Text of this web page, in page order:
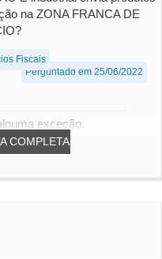
na ZONA FRANCA DE
Fiscais
Perguntado em 25/06/2022
COMPLETA
exceção.